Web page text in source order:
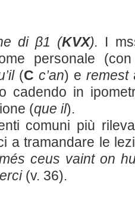
di β1 (KVX). I
personale
(C c’an) eremest
cadendo in
(que il).
comuni più
a tramandare le
ceus vaint on
(v. 36).